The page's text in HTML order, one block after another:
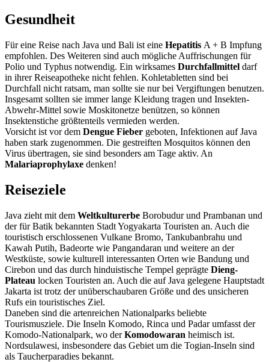
Gesundheit
Für eine Reise nach Java und Bali ist eine Hepatitis A + B Impfung
empfohlen. Des Weiteren sind auch mögliche Auffrischungen für
Polio und Typhus notwendig. Ein wirksames Durchfallmittel darf
in ihrer Reiseapotheke nicht fehlen. Kohletabletten sind bei
Durchfall nicht ratsam, man sollte sie nur bei Vergiftungen benutzen.
Insgesamt sollten sie immer lange Kleidung tragen und Insekten-
Abwehr-Mittel sowie Moskitonetze benützen, so können
Insektenstiche größtenteils vermieden werden.
Vorsicht ist vor dem Dengue Fieber geboten, Infektionen auf Java
haben stark zugenommen. Die gestreiften Mosquitos können den
Virus übertragen, sie sind besonders am Tage aktiv. An
Malariaprophylaxe denken!
Reiseziele
Java zieht mit dem Weltkulturerbe Borobudur und Prambanan und
der für Batik bekannten Stadt Yogyakarta Touristen an. Auch die
touristisch erschlossenen Vulkane Bromo, Tankubanbrahu und
Kawah Putih, Badeorte wie Pangandaran und weitere an der
Westküste, sowie kulturell interessanten Orten wie Bandung und
Cirebon und das durch hinduistische Tempel geprägte Dieng-
Plateau locken Touristen an. Auch die auf Java gelegene Hauptstadt
Jakarta ist trotz der unüberschaubaren Größe und des unsicheren
Rufs ein touristisches Ziel.
Daneben sind die artenreichen Nationalparks beliebte
Tourismusziele. Die Inseln Komodo, Rinca und Padar umfasst der
Komodo-Nationalpark, wo derKomodowaran heimisch ist.
Nordsulawesi, insbesondere das Gebiet um die Togian-Inseln sind
als Taucherparadies bekannt.